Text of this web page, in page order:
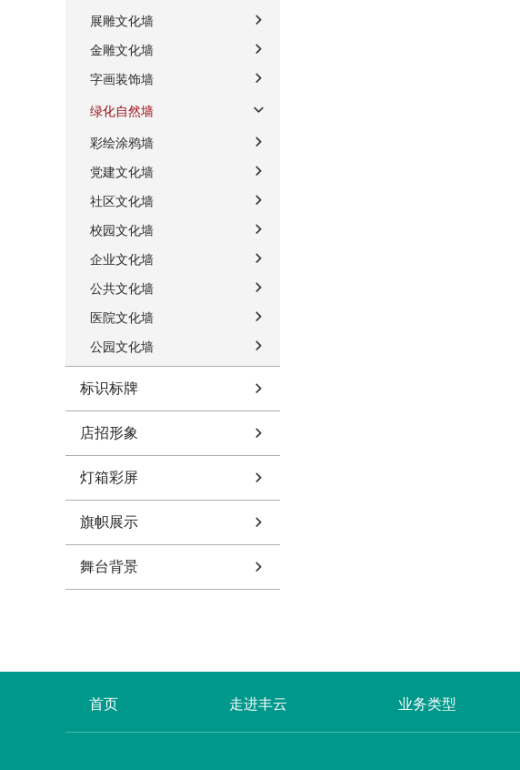
展雕文化墙
金雕文化墙
字画装饰墙
绿化自然墙
彩绘涂鸦墙
党建文化墙
社区文化墙
校园文化墙
企业文化墙
公共文化墙
医院文化墙
公园文化墙
标识标牌
店招形象
灯箱彩屏
旗帜展示
舞台背景
首页 走进丰云 业务类型